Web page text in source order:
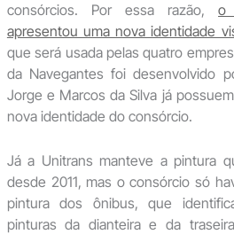
consórcios. Por essa razão,o
apresentou uma nova identidade
que será usada pelas quatro
da Navegantes foi desenvolvido
Jorge e Marcos da Silva já
nova identidade do consórcio.
Já a Unitrans manteve a pintura
desde 2011, mas o consórcio só
pintura dos ônibus, que
pinturas da dianteira e da